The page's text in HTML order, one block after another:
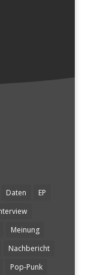
Daten
EP
Meinung
Nachbericht
Pop-Punk